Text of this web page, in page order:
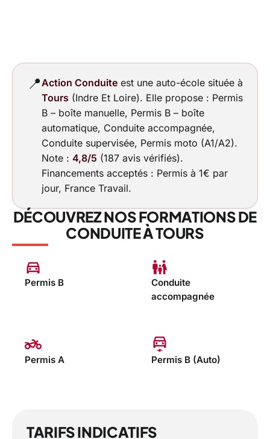
📍 Action Conduite est une auto-école située à
Tours (Indre Et Loire). Elle propose : Permis
B – boîte manuelle, Permis B – boîte
automatique, Conduite accompagnée,
Conduite supervisée, Permis moto (A1/A2).
Note : 4,8/5 (187 avis vérifiés).
Financements acceptés : Permis à 1€ par
jour, France Travail.
DÉCOUVREZ NOS FORMATIONS DE
CONDUITE À TOURS
directions_car
Permis B
family_restroom
Conduite
accompagnée
two_wheeler
Permis A
electric_car
Permis B (Auto)
TARIFS INDICATIFS